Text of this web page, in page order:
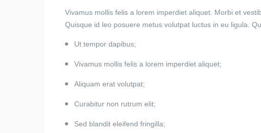
Vivamus mollis felis a lorem imperdiet aliquet. Morbi et
Quisque id leo posuere metus volutpat luctus in eu ligula.
Ut tempor dapibus;
Vivamus mollis felis a lorem imperdiet aliquet;
Aliquam erat volutpat;
Curabitur non rutrum elit;
Sed blandit eleifend fringilla;